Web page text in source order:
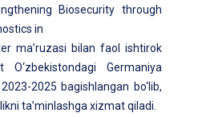
Biosecurity through
in
ma’ruzasi bilan faol ishtirok
Germaniya
2025 bagishlangan bo‘lib,
ta’minlashga xizmat qiladi.